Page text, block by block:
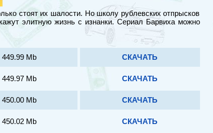
стоят их шалости. Но школу рублевских отпрысков
элитную жизнь с изнанки. Сериал Барвиха можно
449.99 Mb СКАЧАТЬ
449.97 Mb СКАЧАТЬ
450.00 Mb СКАЧАТЬ
450.02 Mb СКАЧАТЬ